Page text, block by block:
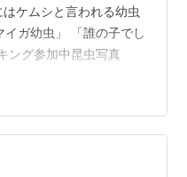
ケムシと言われる幼虫
ガ幼虫」 「誰の子でし
ング参加中昆虫写真